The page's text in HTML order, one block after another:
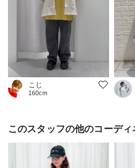
こじ
160cm
このスタッフの他のコーディ